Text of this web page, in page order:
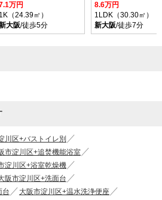
万円
1K（24.39㎡）
大阪/徒歩5分
8.6万円
1LDK（30.30㎡）
新大阪/徒歩7分
川区+バストイレ別
市淀川区+追焚機能浴室
淀川区+浴室乾燥機
阪市淀川区+洗面台
台
大阪市淀川区+温水洗浄便座